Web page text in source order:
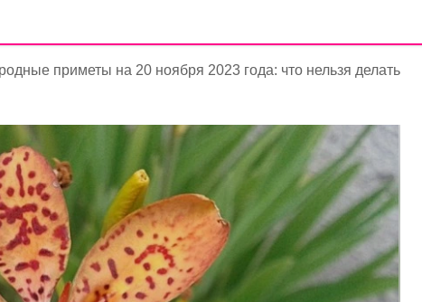
приметы на 20 ноября 2023 года: что нельзя делать